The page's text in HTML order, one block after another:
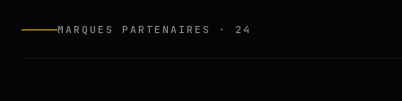
MARQUES PARTENAIRES · 24